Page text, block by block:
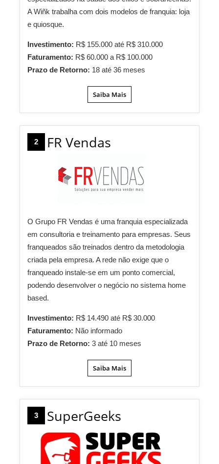
A Wiñk trabalha com dois modelos de franquia: loja
e quiosque.
Investimento: R$ 155.000 até R$ 310.000
Faturamento: R$ 60.000 a R$ 100.000
Prazo de Retorno: 18 até 36 meses
Saiba Mais
2 FR Vendas
O Grupo FR Vendas é uma franquia especializada
em consultoria e treinamento para empresas. Seus
franqueados são treinados dentro da metodologia
criada pela empresa. A rede não exige que o
franqueado instale-se em um ponto comercial,
podendo desenvolver o negócio no sistema home
based.
Investimento: R$ 14.490 até R$ 30.000
Faturamento: Não informado
Prazo de Retorno: 3 até 10 meses
Saiba Mais
3 SuperGeeks